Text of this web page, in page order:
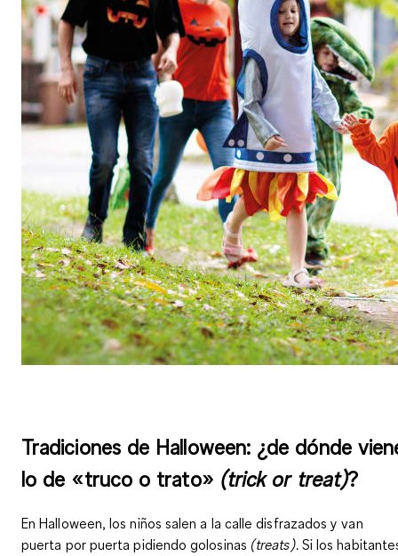
Tradiciones de Halloween: ¿de dónde
lo de «truco o trato» (trick or treat)?
En Halloween, los niños salen a la calle disfrazados y van
puerta por puerta pidiendogolosinas (treats). Si los